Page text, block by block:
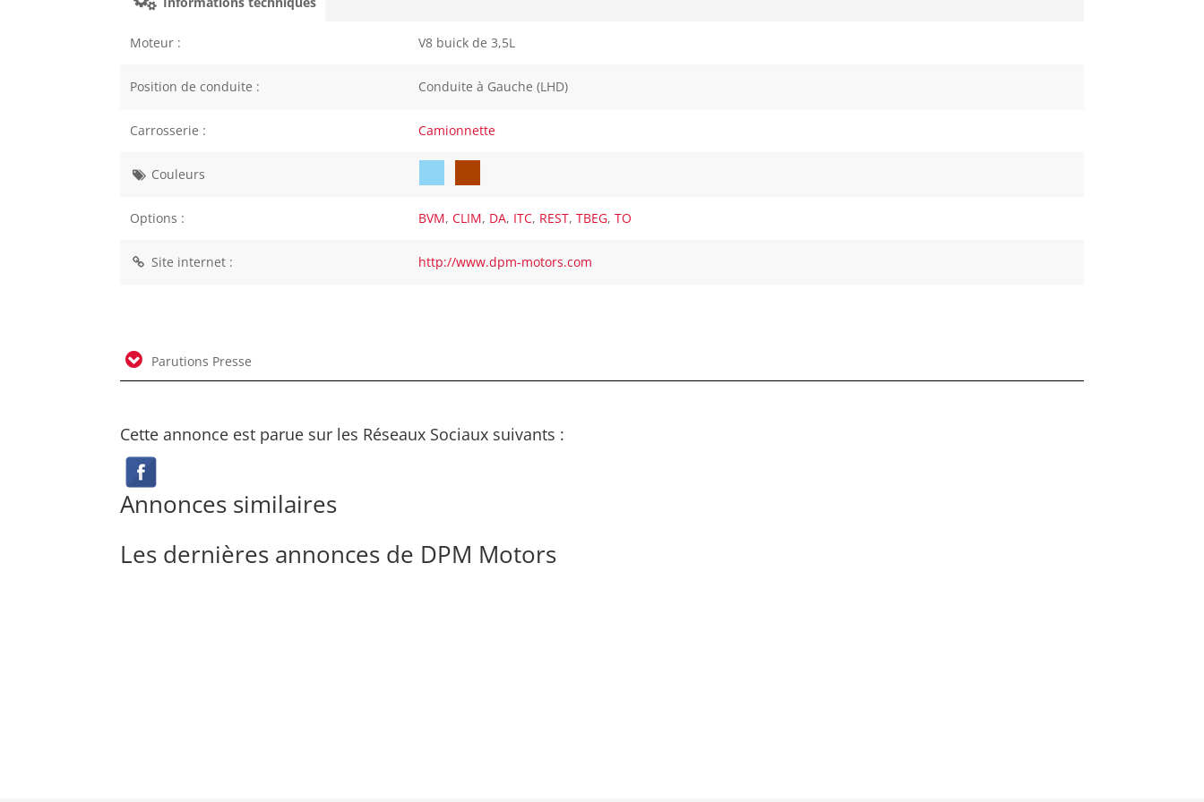
Moteur : V8 buick de 3,5L
Position de conduite : Conduite à Gauche (LHD)
Carrosserie : Camionnette
Couleurs
Options : BVM,CLIM, DA, ITC, REST,TBEG,TO
Site internet : http://www.dpm-motors.com
Parutions Presse
Cette annonce est parue sur les Réseaux Sociaux suivants :
Annonces similaires
Les dernières annonces de DPM Motors